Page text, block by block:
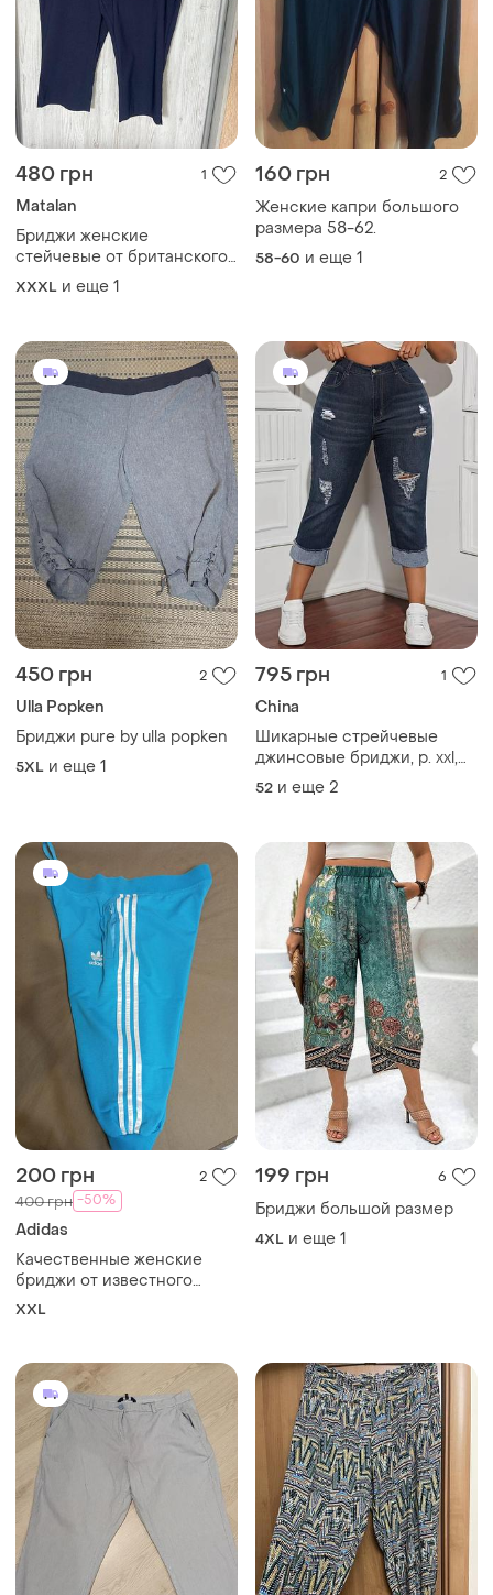
480 грн 1
Мatalan
Бриджи женские
стейчевые от британского
бренда papaya matalan
размер 20🍁
XXXL и еще 1
160 грн 2
Женские капри большого
размера 58-62.
58-60 и еще 1
450 грн 2
Ulla Popken
Бриджи pure by ulla popken
5XL и еще 1
795 грн 1
China
Шикарные стрейчевые
джинсовые бриджи, р. xxl,
наш 52-56, синий
52 и еще 2
200 грн 2
400 грн -50%
Adidas
Качественные женские
бриджи от известного
бренда
XXL
199 грн 6
Бриджи большой размер
4XL и еще 1